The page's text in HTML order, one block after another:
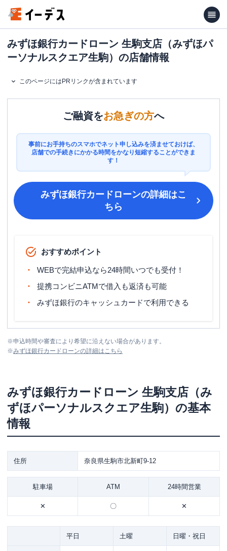
みずほ銀行カードローン 生駒支店（みずほパ
ーソナルスクエア生駒）の店舗情報
このページにはPRリンクが含まれています
ご融資をお急ぎの方へ
事前にお手持ちのスマホでネット申し込みを済ませておけば、
店舗での手続きにかかる時間をかなり短縮することができま
す！
みずほ銀行カードローンの詳細はこ
ちら
おすすめポイント
WEBで完結申込なら24時間いつでも受付！
提携コンビニATMで借入も返済も可能
みずほ銀行のキャッシュカードで利用できる
※申込時間や審査により希望に沿えない場合があります。
※みずほ銀行カードローンの詳細はこちら
みずほ銀行カードローン 生駒支店（み
ずほパーソナルスクエア生駒） の基本
情報
住所 奈良県生駒市北新町9-12
駐車場 ATM 24時間営業
✕ 〇 ✕
平日 土曜 日曜・祝日